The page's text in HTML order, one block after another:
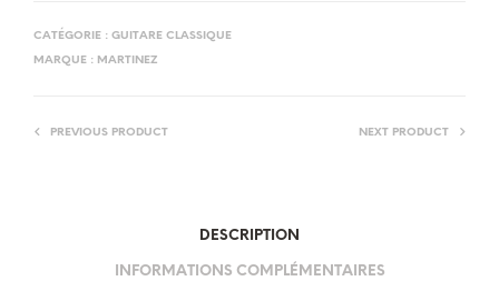
CATÉGORIE : GUITARE CLASSIQUE
MARQUE : MARTINEZ
PREVIOUS PRODUCT NEXT PRODUCT
DESCRIPTION
INFORMATIONS COMPLÉMENTAIRES